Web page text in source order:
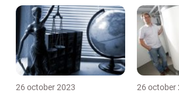
26 october 2023 26 october